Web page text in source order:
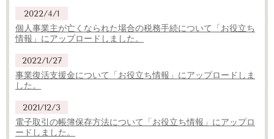
2022/4/1
個人事業主が亡くなられた場合の税務手続について「お役立ち
情報」にアップロードしました。
2022/1/27
事業復活支援金について「お役立ち情報」にアップロードしま
した。
2021/12/3
電子取引の帳簿保存方法について「お役立ち情報」にアップロ
ードしました。